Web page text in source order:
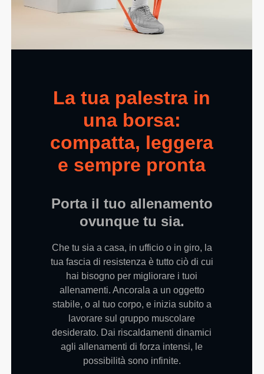
La tua palestra in
una borsa:
compatta, leggera
e sempre pronta
Porta il tuo allenamento
ovunque tu sia.
Che tu sia a casa, in ufficio o in giro, la
tua fascia di resistenza è tutto ciò di cui
hai bisogno per migliorare i tuoi
allenamenti. Ancorala a un oggetto
stabile, o al tuo corpo, e inizia subito a
lavorare sul gruppo muscolare
desiderato. Dai riscaldamenti dinamici
agli allenamenti di forza intensi, le
possibilità sono infinite.